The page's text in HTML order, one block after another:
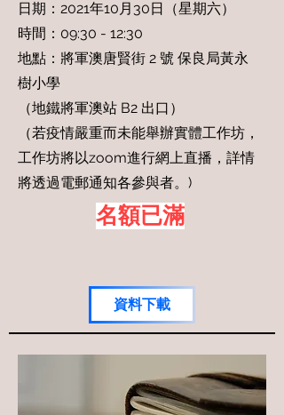
日期：2021年10月30日（星期六）
時間：09:30 - 12:30
地點：將軍澳唐賢街 2 號 保良局黃永
樹小學
（地鐵將軍澳站 B2 出口）
（若疫情嚴重而未能舉辦實體工作坊，
工作坊將以zoom進行網上直播，詳情
將透過電郵通知各參與者。)
名額已滿
資料下載